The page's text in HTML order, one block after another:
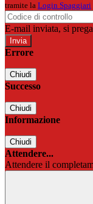
tramite la Login Spaggiari
E-mail inviata, si
Errore
Chiudi
Successo
Chiudi
Informazione
Chiudi
Attendere...
Attendere il